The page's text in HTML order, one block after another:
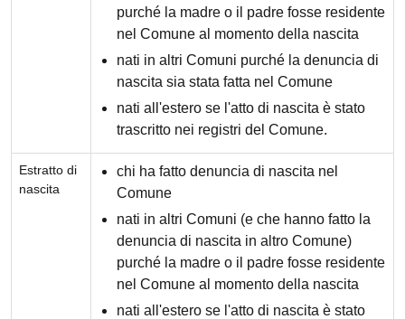
purché la madre o il padre fosse residente
nel Comune al momento della nascita
nati in altri Comuni purché la denuncia di
nascita sia stata fatta nel Comune
nati all'estero se l'atto di nascita è stato
trascritto nei registri del Comune.
Estratto di
nascita
chi ha fatto denuncia di nascita nel
Comune
nati in altri Comuni (e che hanno fatto la
denuncia di nascita in altro Comune)
purché la madre o il padre fosse residente
nel Comune al momento della nascita
nati all'estero se l'atto di nascita è stato